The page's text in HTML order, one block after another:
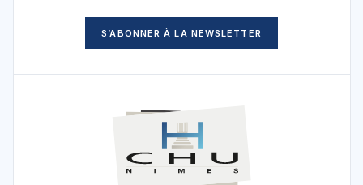
S’ABONNER À LA NEWSLETTER